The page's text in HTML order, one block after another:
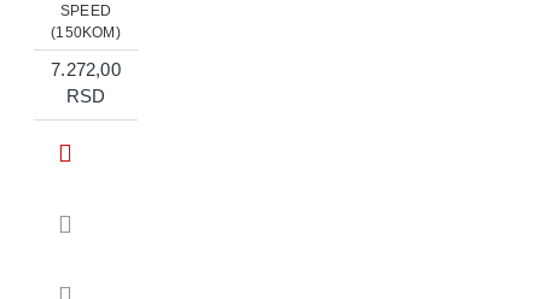
SPEED
(150KOM)
7.272,00
RSD